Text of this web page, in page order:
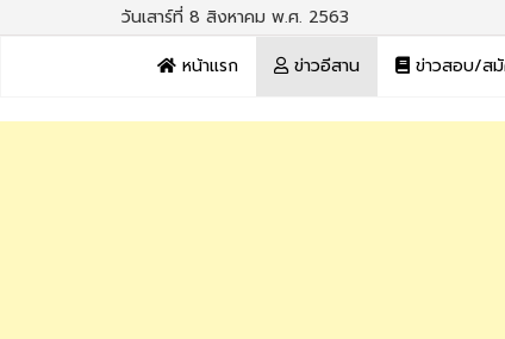
วันเสาร์ที่ 8 สิงหาคม พ.ศ. 2563
หน้าแรก
ข่าวอีสาน ข่าวสอบ/ส